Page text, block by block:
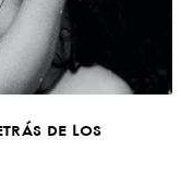
de los